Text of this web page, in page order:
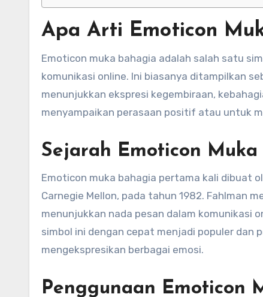
Apa Arti Emoticon
Emoticon muka bahagia adalah salah satu
komunikasi online. Ini biasanya ditampilkan
menunjukkan ekspresi kegembiraan,
menyampaikan perasaan positif atau untuk
Sejarah Emoticon Muka
Emoticon muka bahagia pertama kali dibuat
Carnegie Mellon, pada tahun 1982. Fahlman
menunjukkan nada pesan dalam komunikasi
simbol ini dengan cepat menjadi populer dan
mengekspresikan berbagai emosi.
Penggunaan Emoticon